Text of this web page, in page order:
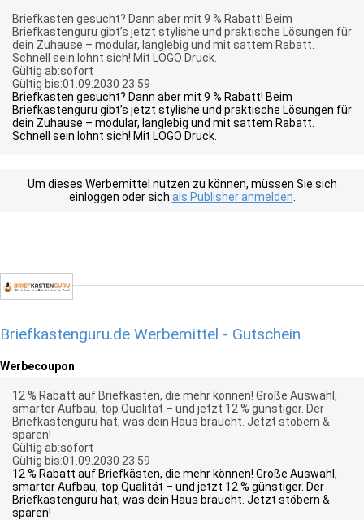
Briefkasten gesucht? Dann aber mit 9 % Rabatt! Beim
Briefkastenguru gibt’s jetzt stylishe und praktische Lösungen für
dein Zuhause – modular, langlebig und mit sattem Rabatt.
Schnell sein lohnt sich! Mit LOGO Druck.
Gültig ab:sofort
Gültig bis:01.09.2030 23:59
Briefkasten gesucht? Dann aber mit 9 % Rabatt! Beim
Briefkastenguru gibt’s jetzt stylishe und praktische Lösungen für
dein Zuhause – modular, langlebig und mit sattem Rabatt.
Schnell sein lohnt sich! Mit LOGO Druck.
Um dieses Werbemittel nutzen zu können, müssen Sie sich
einloggen oder sich als Publisher anmelden
Briefkastenguru.de Werbemittel - Gutschein
Werbecoupon
12 % Rabatt auf Briefkästen, die mehr können! Große Auswahl,
smarter Aufbau, top Qualität – und jetzt 12 % günstiger. Der
Briefkastenguru hat, was dein Haus braucht. Jetzt stöbern &
sparen!
Gültig ab:sofort
Gültig bis:01.09.2030 23:59
12 % Rabatt auf Briefkästen, die mehr können! Große Auswahl,
smarter Aufbau, top Qualität – und jetzt 12 % günstiger. Der
Briefkastenguru hat, was dein Haus braucht. Jetzt stöbern &
sparen!